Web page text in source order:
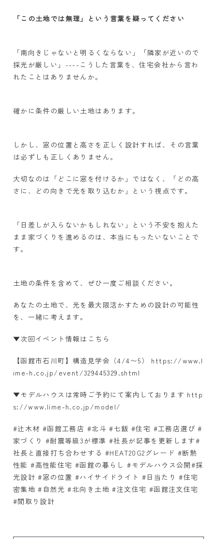
「この土地では無理」という言葉を疑ってください
「南向きじゃないと明るくならない」「隣家が近いので
採光が厳しい」 ---- こうした言葉を、住宅会社から言わ
れたことはありませんか。
確かに条件の厳しい土地はあります。
しかし、窓の位置と高さを正しく設計すれば、その言葉
は必ずしも正しくありません。
大切なのは「どこに窓を付けるか」ではなく、「どの高
さに、どの向きで光を取り込むか」という視点です。
「日差しが入らないかもしれない」という不安を抱えた
まま家づくりを進めるのは、本当にもったいないことで
す。
土地の条件を含めて、ぜひ一度ご相談ください。
あなたの土地で、光を最大限活かすための設計の可能性
を、一緒に考えます。
▼次回イベント情報はこちら
【函館市石川町】構造見学会（4/4〜5）
https://www.l
ime-h.co.jp/event/329445329.shtml
▼モデルハウスは常時ご予約にて案内しております http
s://www.lime-h.co.jp/model/
#辻木材 #函館工務店 #北斗 #七飯 #住宅 #工務店選び #
家づくり #耐震等級3が標準 #社長が記事を更新します#
社長と直接打ち合わせする #HEAT20G2 グレード #断熱
性能 #高性能住宅 #函館の暮らし #モデルハウス公開#採
光設計 #窓の位置 #ハイサイドライト # 日当たり #住宅
密集地 # 自然光 #北向き土地 #注文住宅 #函館注文住宅
#間取り設計